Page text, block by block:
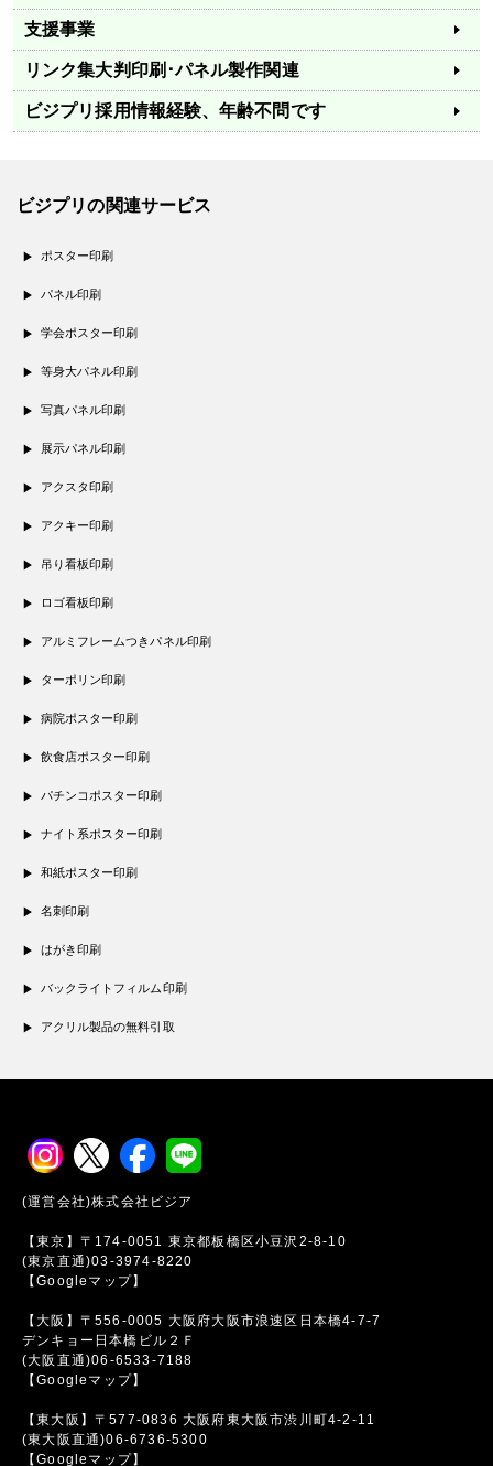
支援事業
リンク集大判印刷･パネル製作関連
ビジプリ採用情報経験、年齢不問です
ビジプリの関連サービス
ポスター印刷
パネル印刷
学会ポスター印刷
等身大パネル印刷
写真パネル印刷
展示パネル印刷
アクスタ印刷
アクキー印刷
吊り看板印刷
ロゴ看板印刷
アルミフレームつきパネル印刷
ターポリン印刷
病院ポスター印刷
飲食店ポスター印刷
パチンコポスター印刷
ナイト系ポスター印刷
和紙ポスター印刷
名刺印刷
はがき印刷
バックライトフィルム印刷
アクリル製品の無料引取
(運営会社)株式会社ビジア
【東京】〒174-0051 東京都板橋区小豆沢2-8-10
(東京直通)03-3974-8220
【Googleマップ】
【大阪】〒556-0005 大阪府大阪市浪速区日本橋4-7-7
デンキョー日本橋ビル２Ｆ
(大阪直通)06-6533-7188
【Googleマップ】
【東大阪】〒577-0836 大阪府東大阪市渋川町4-2-11
(東大阪直通)06-6736-5300
【Googleマップ】